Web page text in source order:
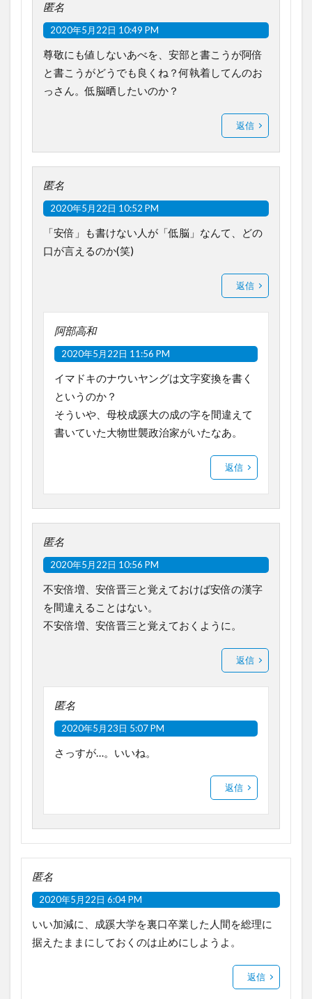
匿名
2020年5月22日 10:49 PM
尊敬にも値しないあべを、安部と書こうが阿倍
と書こうがどうでも良くね？何執着してんのお
っさん。低脳晒したいのか？
返信
匿名
2020年5月22日 10:52 PM
「安倍」も書けない人が「低脳」なんて、どの
口が言えるのか(笑)
返信
阿部高和
2020年5月22日 11:56 PM
イマドキのナウいヤングは文字変換を書く
というのか？
そういや、母校成蹊大の成の字を間違えて
書いていた大物世襲政治家がいたなあ。
返信
匿名
2020年5月22日 10:56 PM
不安倍増、安倍晋三と覚えておけば安倍の漢字
を間違えることはない。
不安倍増、安倍晋三と覚えておくように。
返信
匿名
2020年5月23日 5:07 PM
さっすが…。いいね。
返信
匿名
2020年5月22日 6:04 PM
いい加減に、成蹊大学を裏口卒業した人間を総理に
据えたままにしておくのは止めにしようよ。
返信